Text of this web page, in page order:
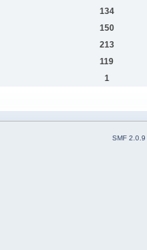
134
150
213
119
1
SMF 2.0.9